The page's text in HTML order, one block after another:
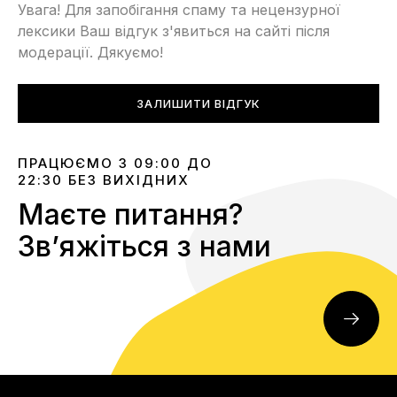
Увага! Для запобігання спаму та нецензурної
лексики Ваш відгук з'явиться на сайті після
модерації. Дякуємо!
ЗАЛИШИТИ ВІДГУК
ПРАЦЮЄМО З 09:00 ДО
22:30 БЕЗ ВИХІДНИХ
Маєте питання?
Звʼяжіться з нами